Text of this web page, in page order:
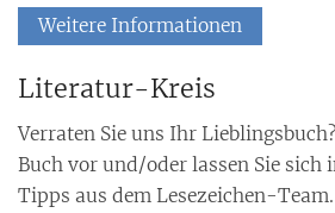
Weitere Informationen
Literatur-Kreis
Verraten Sie uns Ihr
Buch vor und/oder lassen Sie sich
Tipps aus dem Lesezeichen-